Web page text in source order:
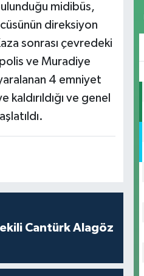
midibüs,
direksiyon
sonrası çevredeki
ve Muradiye
4 emniyet
ve genel
Cantürk Alagöz